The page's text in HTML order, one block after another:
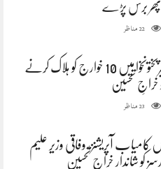
پھر برس پڑے
22مناظر
وزیر ریلوے کا خیبرپختونخوا میں 10 خوارج کو ہلاک کرنے
خراجِ تحسین
23مناظر
کامیاب آپریشنز، وفاقی وزیر علیم
کو شاندار خراج تحسین